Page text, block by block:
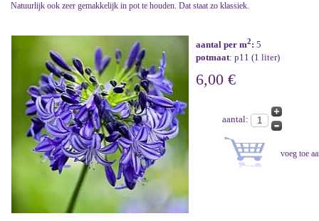
Natuurlijk ook zeer gemakkelijk in pot te houden. Dat staat zo klassiek.
aantal per m2: 5
potmaat: p11 (1 liter)
6,00 €
aantal: